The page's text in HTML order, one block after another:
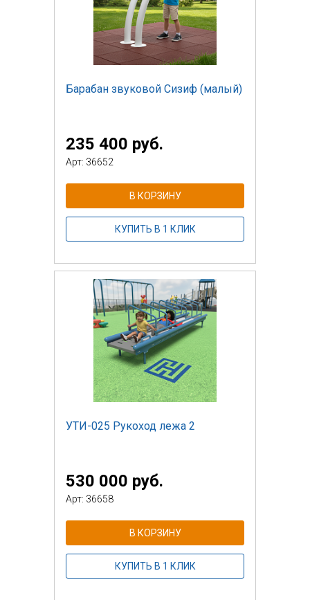
Барабан звуковой Сизиф (малый)
235 400 руб.
Арт: 36652
В КОРЗИНУ
КУПИТЬ В 1 КЛИК
УТИ-025 Рукоход лежа 2
530 000 руб.
Арт: 36658
В КОРЗИНУ
КУПИТЬ В 1 КЛИК